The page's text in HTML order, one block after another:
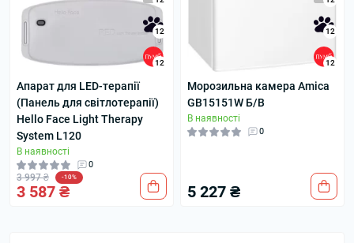
12
12
Апарат для LED-терапії
(Панель для світлотерапії)
Hello Face Light Therapy
System L120
В наявності
0
3 997 ₴ -10%
3 587 ₴
12
12
Морозильна камера Amica
GB15151W Б/В
В наявності
0
5 227 ₴